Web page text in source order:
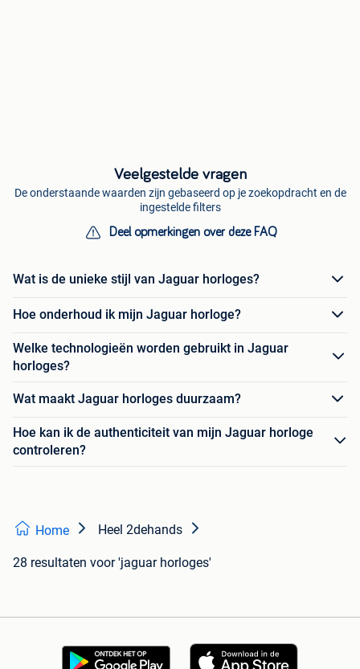
Veelgestelde vragen
De onderstaande waarden zijn gebaseerd op je zoekopdracht en de
ingestelde filters
Deel opmerkingen over deze FAQ
Wat is de unieke stijl van Jaguar horloges?
Hoe onderhoud ik mijn Jaguar horloge?
Welke technologieën worden gebruikt in Jaguar
horloges?
Wat maakt Jaguar horloges duurzaam?
Hoe kan ik de authenticiteit van mijn Jaguar horloge
controleren?
Home Heel 2dehands
28 resultaten voor 'jaguar horloges'